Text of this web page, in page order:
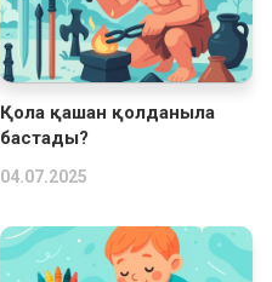
Қола қашан қолданыла
бастады?
04.07.2025